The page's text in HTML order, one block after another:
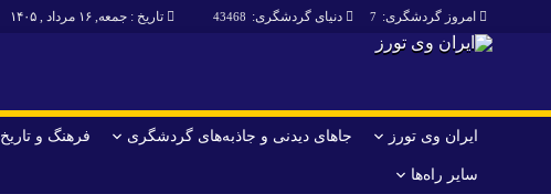
دنیای گردشگری: 43468 امروز گردشگری: 7 تاریخ : جمعه, ۱۶ مرداد , ۱۴۰۵
ایران وی تورز جاهای دیدنی و جاذبه‌های گردشگری فرهنگ و
سایر راه‌ها